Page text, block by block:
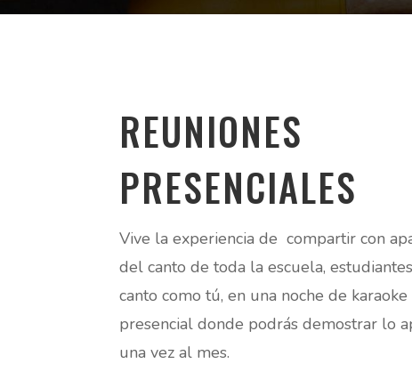
REUNIONES
PRESENCIALES
Vive la experiencia de compartir con
del canto de toda la escuela,
canto como tú, en una noche de karaoke
presencial donde podrás demostrar lo
una vez al mes.